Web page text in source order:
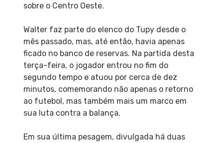
sobre o Centro Oeste.
Walter faz parte do elenco do Tupy desde o
mês passado, mas, até então, havia apenas
ficado no banco de reservas. Na partida desta
terça-feira, o jogador entrou no fim do
segundo tempo e atuou por cerca de dez
minutos, comemorando não apenas o retorno
ao futebol, mas também mais um marco em
sua luta contra a balança.
Em sua última pesagem, divulgada há duas